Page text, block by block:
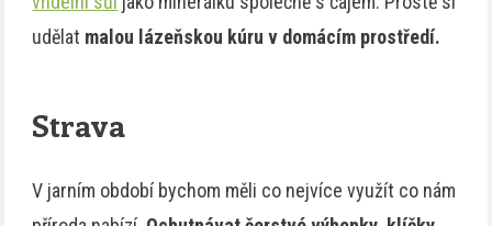
udělat malou lázeňskou kúru v domácím prostředí.
Strava
V jarním období bychom měli co nejvíce využít co nám